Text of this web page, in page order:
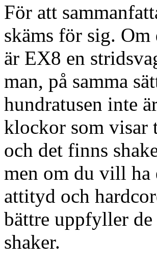
För att
skäms för sig.
är EX8 en
man, på samma
hundratusen inte
klockor som visar
och det finns
men om du vill ha
attityd och
bättre uppfyller de
shaker.